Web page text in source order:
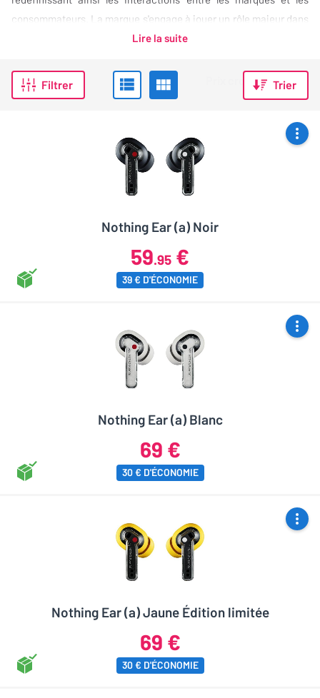
consommateurs. La marque s'engage à jouer un rôle majeur dans
l'avenir de la technologie.…Lire la suite
Filtrer Trier
Nothing Ear (a) Noir
59.95 €
39 € D'ÉCONOMIE
Nothing Ear (a) Blanc
69 €
30 € D'ÉCONOMIE
Nothing Ear (a) Jaune Édition limitée
69 €
30 € D'ÉCONOMIE